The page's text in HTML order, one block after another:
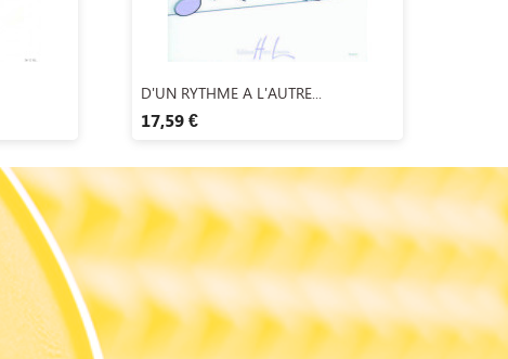
Aperçu rapide
D'UN RYTHME A L'AUTRE...
17,59 €